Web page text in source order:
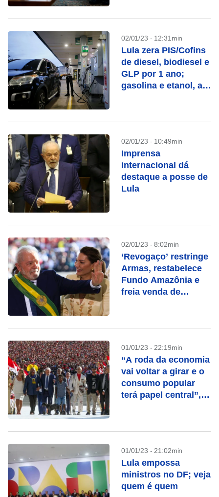
02/01/23 - 12:31min
Lula zera PIS/Cofins
de diesel, biodiesel e
GLP por 1 ano;
gasolina e etanol, até
02/01/23 - 10:49min
Imprensa
internacional dá
destaque a posse de
Lula
02/01/23 - 8:02min
‘Revogaço’ restringe
Armas, restabelece
Fundo Amazônia e
freia venda de
01/01/23 - 22:19min
“A roda da economia
vai voltar a girar e o
consumo popular
terá papel central”,
01/01/23 - 21:02min
Lula empossa
ministros no DF; veja
quem é quem